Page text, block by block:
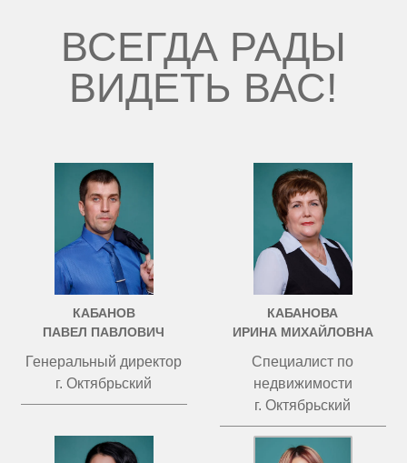
ВСЕГДА РАДЫ
ВИДЕТЬ ВАС!
КАБАНОВ
ПАВЕЛ ПАВЛОВИЧ
Генеральный директор
г. Октябрьский
КАБАНОВА
ИРИНА МИХАЙЛОВНА
Специалист по
недвижимости
г. Октябрьский